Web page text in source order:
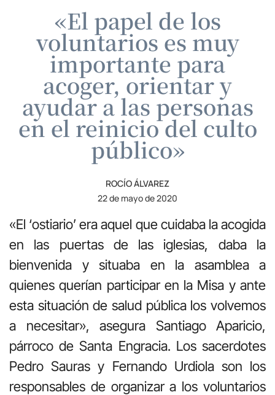
«El papel de los
voluntarios es muy
importante para
acoger, orientar y
ayudar a las personas
en el reinicio del culto
público»
ROCÍO ÁLVAREZ
22 de mayo de 2020
«El ‘ostiario’ era aquel que cuidaba la acogida
en las puertas de las iglesias, daba la
bienvenida y situaba en la asamblea a
quienes querían participar en la Misa y ante
esta situación de salud pública los volvemos
a necesitar», asegura Santiago Aparicio,
párroco de Santa Engracia. Los sacerdotes
Pedro Sauras y Fernando Urdiola son los
responsables de organizar a los voluntarios